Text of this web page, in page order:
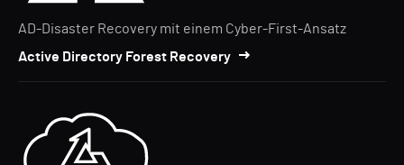
AD-Disaster Recovery mit einem Cyber-First-Ansatz
Active Directory Forest Recovery